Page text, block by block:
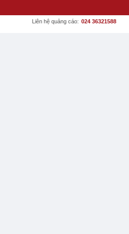
Liên hệ quảng cáo: 024 36321588